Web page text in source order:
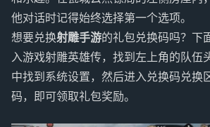
他对话时记得始终选择第一个选项。
想要兑换射雕手游的礼包兑换码吗？下
入游戏射雕英雄传，找到左上角的队伍
中找到系统设置，然后进入兑换码兑换
码，即可领取礼包奖励。